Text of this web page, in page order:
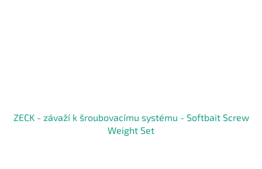
ZECK - závaží k šroubovacímu systému - Softbait Screw
Weight Set